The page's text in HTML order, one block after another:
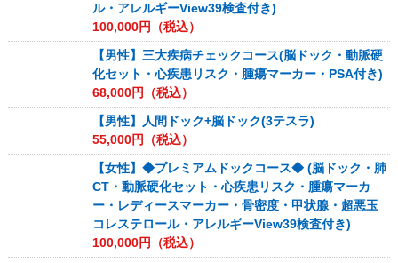
ル・アレルギーView39検査付き)
100,000円（税込）
【男性】三大疾病チェックコース(脳ドック・動脈硬
化セット・心疾患リスク・腫瘍マーカー・PSA付き)
68,000円（税込）
【男性】人間ドック+脳ドック(3テスラ)
55,000円（税込）
【女性】◆プレミアムドックコース◆ (脳ドック・肺
CT・動脈硬化セット・心疾患リスク・腫瘍マーカ
ー・レディースマーカー・骨密度・甲状腺・超悪玉
コレステロール・アレルギーView39検査付き)
100,000円（税込）